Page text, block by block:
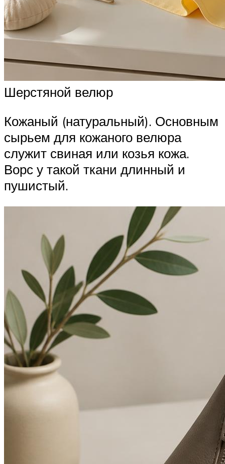
Шерстяной велюр
Кожаный (натуральный). Основным
сырьем для кожаного велюра
служит свиная или козья кожа.
Ворс у такой ткани длинный и
пушистый.